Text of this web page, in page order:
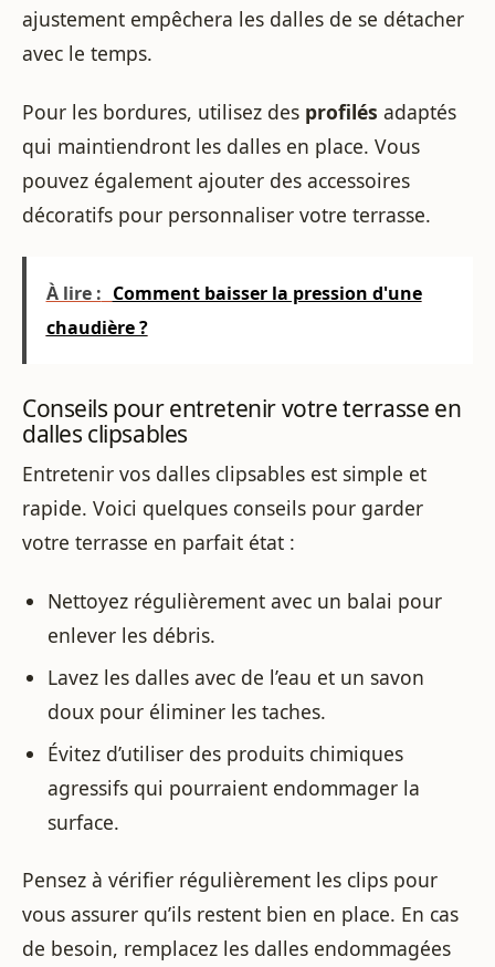
ajustement empêchera les dalles de se détacher
avec le temps.
Pour les bordures, utilisez des profilés adaptés
qui maintiendront les dalles en place. Vous
pouvez également ajouter des accessoires
décoratifs pour personnaliser votre terrasse.
À lire : Comment baisser la pression d'une
chaudière ?
Conseils pour entretenir votre terrasse en
dalles clipsables
Entretenir vos dalles clipsables est simple et
rapide. Voici quelques conseils pour garder
votre terrasse en parfait état :
Nettoyez régulièrement avec un balai pour
enlever les débris.
Lavez les dalles avec de l’eau et un savon
doux pour éliminer les taches.
Évitez d’utiliser des produits chimiques
agressifs qui pourraient endommager la
surface.
Pensez à vérifier régulièrement les clips pour
vous assurer qu’ils restent bien en place. En cas
de besoin, remplacez les dalles endommagées